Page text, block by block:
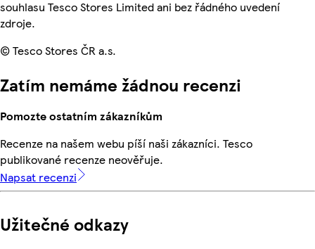
souhlasu Tesco Stores Limited ani bez řádného uvedení
zdroje.
© Tesco Stores ČR a.s.
Zatím nemáme žádnou recenzi
Pomozte ostatním zákazníkům
Recenze na našem webu píší naši zákazníci. Tesco
publikované recenze neověřuje.
Napsat recenzi
Užitečné odkazy